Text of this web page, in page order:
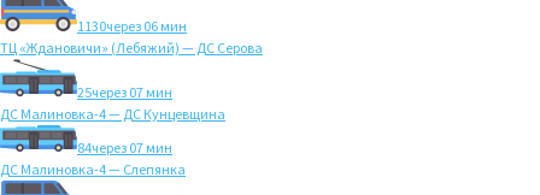
1130через 06 мин
ТЦ «Ждановичи» (Лебяжий) — ДС Серова
25через 07 мин
ДС Малиновка-4 — ДС Кунцевщина
84через 07 мин
ДС Малиновка-4 — Слепянка